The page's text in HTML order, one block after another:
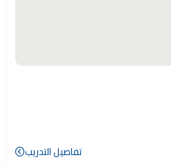
تفاصيل التدريب